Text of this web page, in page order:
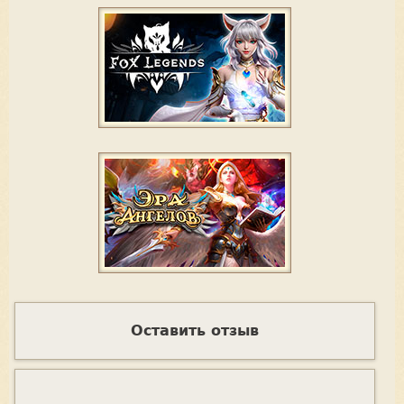
Оставить отзыв